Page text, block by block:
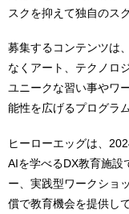
スクを抑えて独自のス
募集するコンテンツは
なくアート、テクノロ
ユニークな習い事やワ
能性を広げるプログラ
ヒーローエッグは、
AIを学べるDX教育施設
ー、実践型ワークショ
償で教育機会を提供し